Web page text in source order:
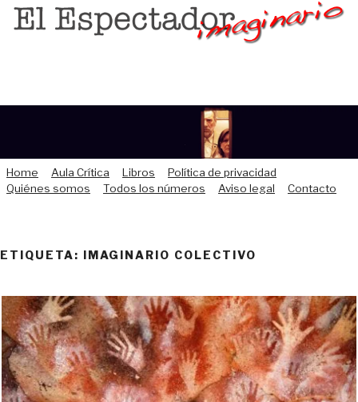
Saltar
Home Aula Crítica Libros
Política de privacidad
Quiénes somos
Todos los números Aviso legal Contacto
ETIQUETA: IMAGINARIO COLECTIVO